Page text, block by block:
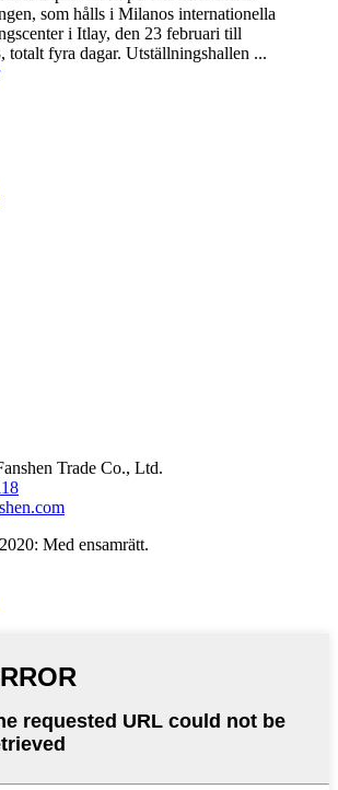
som hålls i Milanos internationella
i Itlay, den 23 februari till
totalt fyra dagar. Utställningshallen ...
Trade Co., Ltd.
Med ensamrätt.